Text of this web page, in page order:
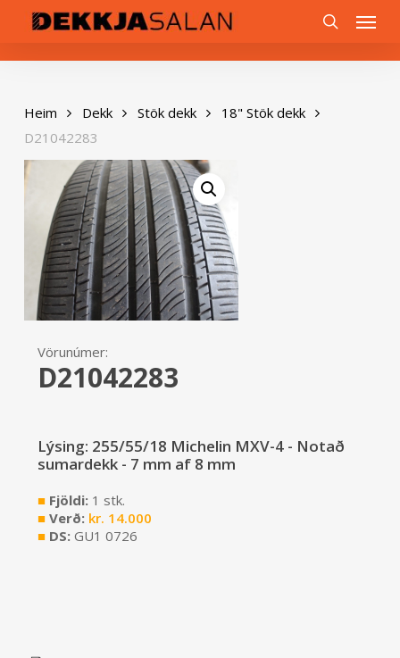
content
Menu
Heim Dekk Stök dekk
18" Stök dekk
D21042283
Vörunúmer:
D21042283
Lýsing: 255/55/18 Michelin MXV-4 - Notað
sumardekk - 7 mm af 8 mm
■Fjöldi: 1 stk.
■Verð: kr. 14.000
■DS: GU1 0726